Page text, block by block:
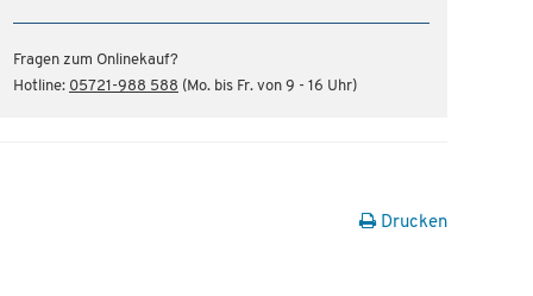
Fragen zum Onlinekauf?
Hotline: 05721-988 588 (Mo. bis Fr. von 9 - 16 Uhr)
Drucken